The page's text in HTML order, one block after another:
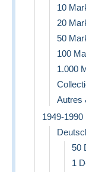
10
20
50
100
1.000
Autres
1949-
50
1